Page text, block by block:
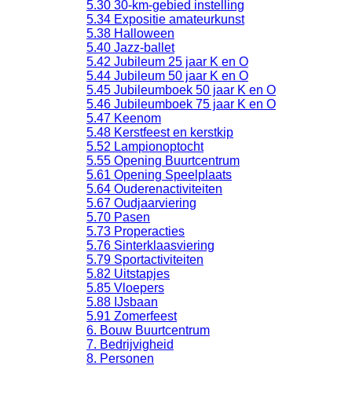
5.30 30-km-gebied instelling
5.34 Expositie amateurkunst
5.38 Halloween
5.40 Jazz-ballet
5.42 Jubileum 25 jaar K en O
5.44 Jubileum 50 jaar K en O
5.45 Jubileumboek 50 jaar K en O
5.46 Jubileumboek 75 jaar K en O
5.47 Keenom
5.48 Kerstfeest en kerstkip
5.52 Lampionoptocht
5.55 Opening Buurtcentrum
5.61 Opening Speelplaats
5.64 Ouderenactiviteiten
5.67 Oudjaarviering
5.70 Pasen
5.73 Properacties
5.76 Sinterklaasviering
5.79 Sportactiviteiten
5.82 Uitstapjes
5.85 Vloepers
5.88 IJsbaan
5.91 Zomerfeest
6. Bouw Buurtcentrum
7. Bedrijvigheid
8. Personen